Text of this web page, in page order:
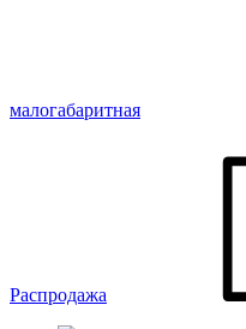
малогабаритная
Распродажа